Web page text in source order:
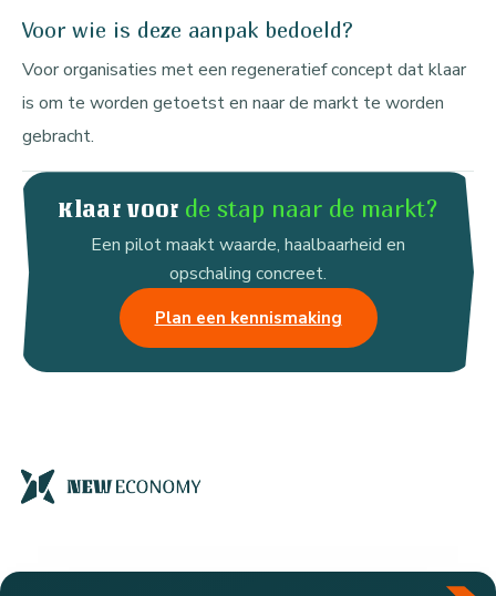
Voor wie is deze aanpak bedoeld?
Voor organisaties met een regeneratief concept dat klaar
is om te worden getoetst en naar de markt te worden
gebracht.
Klaar voor de stap naar de markt?
Een pilot maakt waarde, haalbaarheid en
opschaling concreet.
Plan een kennismaking